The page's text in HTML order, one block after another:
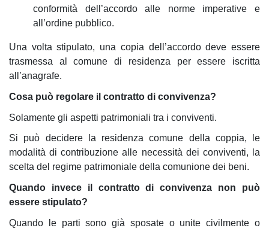
conformità dell’accordo alle norme imperative e
all’ordine pubblico.
Una volta stipulato, una copia dell’accordo deve essere
trasmessa al comune di residenza per essere iscritta
all’anagrafe.
Cosa può regolare il contratto di convivenza?
Solamente gli aspetti patrimoniali tra i conviventi.
Si può decidere la residenza comune della coppia, le
modalità di contribuzione alle necessità dei conviventi, la
scelta del regime patrimoniale della comunione dei beni.
Quando invece il contratto di convivenza non può
essere stipulato?
Quando le parti sono già sposate o unite civilmente o